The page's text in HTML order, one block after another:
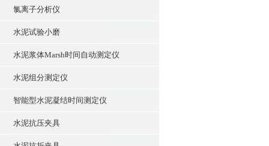
氯离子分析仪
水泥试验小磨
水泥浆体Marsh时间自动测定仪
水泥组分测定仪
智能型水泥凝结时间测定仪
水泥抗压夹具